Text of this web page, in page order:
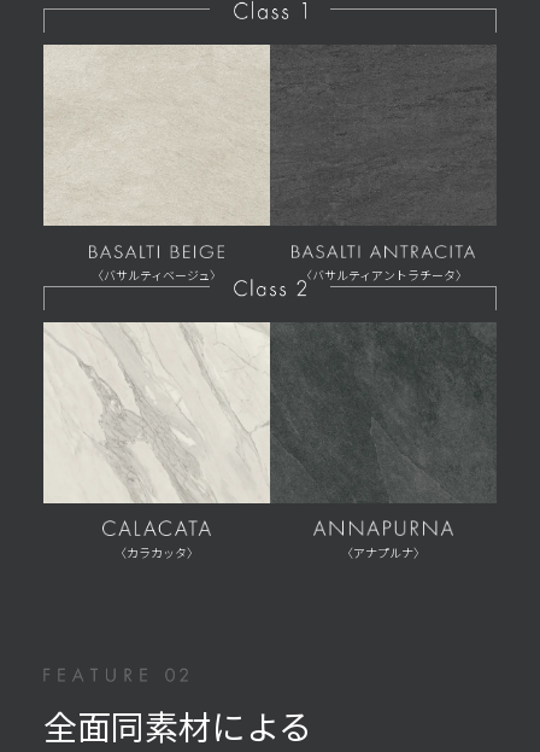
〈バサルティベージュ〉 〈バサルティアントラチータ〉
〈カラカッタ〉 〈アナプルナ〉
全面同素材による